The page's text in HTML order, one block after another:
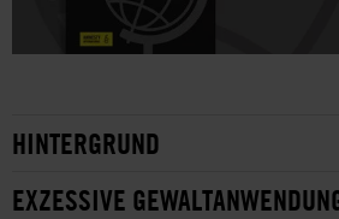
HINTERGRUND
EXZESSIVE